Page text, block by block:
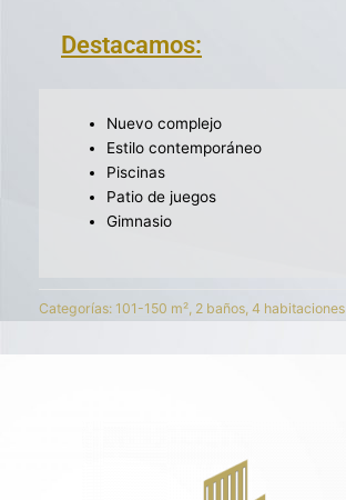
Destacamos:
Nuevo complejo
Estilo contemporáneo
Piscinas
Patio de juegos
Gimnasio
Categorías: 101-150 m², 2 baños, 4 habitaciones